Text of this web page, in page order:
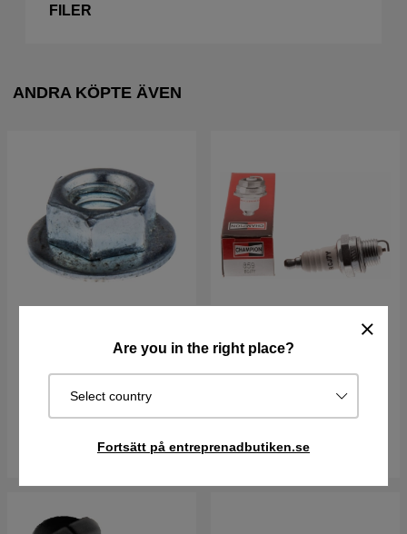
Are you in the right place?
Select country
Fortsätt på entreprenadbutiken.se
FILER
ANDRA KÖPTE ÄVEN
Låsmutter M5 7322114-01
I lager
Köp
Tändstift Rcj7Y
I lager